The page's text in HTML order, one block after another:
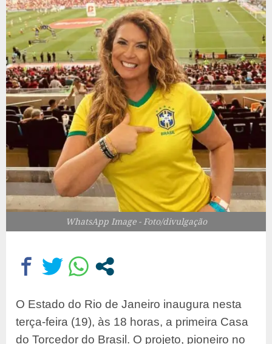
WhatsApp Image - Foto/divulgação
O Estado do Rio de Janeiro inaugura nesta
terça-feira (19), às 18 horas, a primeira Casa
do Torcedor do Brasil. O projeto, pioneiro no